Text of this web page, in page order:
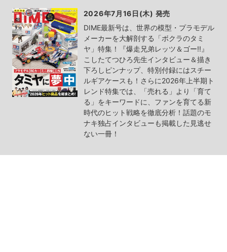
2026年7月16日(木) 発売
DIME最新号は、世界の模型・プラモデル
メーカーを大解剖する「ボクラのタミ
ヤ」特集！『爆走兄弟レッツ＆ゴー!!』
こしたてつひろ先生インタビュー＆描き
下ろしピンナップ、特別付録にはスチー
ルギアケースも！さらに2026年上半期ト
レンド特集では、「売れる」より「育て
る」をキーワードに、ファンを育てる新
時代のヒット戦略を徹底分析！話題のモ
ナキ独占インタビューも掲載した見逃せ
ない一冊！